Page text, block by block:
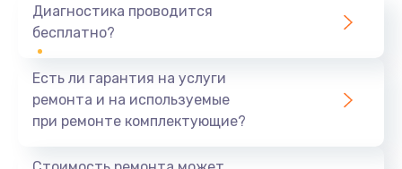
Заказать
480 руб.
Диагностика проводится
бесплатно?
Есть ли гарантия на услуги
ремонта и на используемые
при ремонте комплектующие?